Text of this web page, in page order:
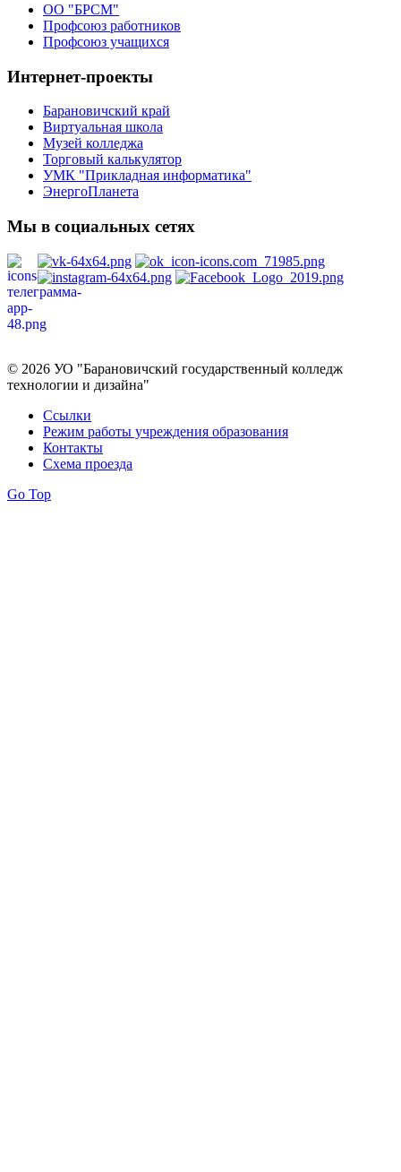
ОО "БРСМ"
Профсоюз работников
Профсоюз учащихся
Интернет-проекты
Барановичский край
Виртуальная школа
Музей колледжа
Торговый калькулятор
УМК "Прикладная информатика"
ЭнергоПланета
Мы в социальных сетях
© 2026 УО "Барановичский государственный колледж
технологии и дизайна"
Ссылки
Режим работы учреждения образования
Контакты
Схема проезда
Go Top